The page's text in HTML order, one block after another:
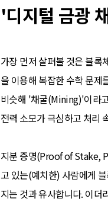
'디지털 금광
가장 먼저 살펴볼 것은 블
을 이용해 복잡한 수학 문제
비슷해 '채굴(Mining)'이라
전력 소모가 극심하고 처리
지분 증명(Proof of Stake,
고 있는(예치한) 사람에게
지는 것과 유사합니다. 이